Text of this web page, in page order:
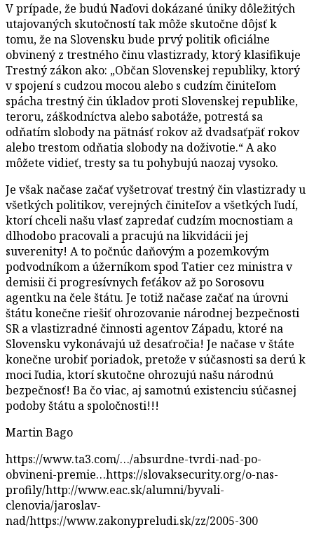
V prípade, že budú Naďovi dokázané úniky dôležitých
utajovaných skutočností tak môže skutočne dôjsť k
tomu, že na Slovensku bude prvý politik oficiálne
obvinený z trestného činu vlastizrady, ktorý klasifikuje
Trestný zákon ako: „Občan Slovenskej republiky, ktorý
v spojení s cudzou mocou alebo s cudzím činiteľom
spácha trestný čin úkladov proti Slovenskej republike,
teroru, záškodníctva alebo sabotáže, potrestá sa
odňatím slobody na pätnásť rokov až dvadsaťpäť rokov
alebo trestom odňatia slobody na doživotie.“ A ako
môžete vidieť, tresty sa tu pohybujú naozaj vysoko.
Je však načase začať vyšetrovať trestný čin vlastizrady u
všetkých politikov, verejných činiteľov a všetkých ľudí,
ktorí chceli našu vlasť zapredať cudzím mocnostiam a
dlhodobo pracovali a pracujú na likvidácii jej
suverenity! A to počnúc daňovým a pozemkovým
podvodníkom a úžerníkom spod Tatier cez ministra v
demisii či progresívnych feťákov až po Sorosovu
agentku na čele štátu. Je totiž načase začať na úrovni
štátu konečne riešiť ohrozovanie národnej bezpečnosti
SR a vlastizradné činnosti agentov Západu, ktoré na
Slovensku vykonávajú už desaťročia! Je načase v štáte
konečne urobiť poriadok, pretože v súčasnosti sa derú k
moci ľudia, ktorí skutočne ohrozujú našu národnú
bezpečnosť! Ba čo viac, aj samotnú existenciu súčasnej
podoby štátu a spoločnosti!!!
Martin Bago
https://www.ta3.com/…/absurdne-tvrdi-nad-po-
obvineni-premie…https://slovaksecurity.org/o-nas-
profily/http://www.eac.sk/alumni/byvali-
clenovia/jaroslav-
nad/https://www.zakonypreludi.sk/zz/2005-300